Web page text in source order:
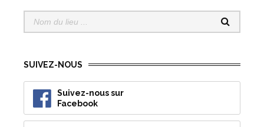
SUIVEZ-NOUS
Suivez-nous sur
Facebook